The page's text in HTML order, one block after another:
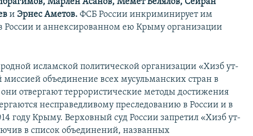
и Эрнес Аметов. ФСБ России инкриминирует им
России и аннексированном ею Крыму организации
исламской политической организации «Хизб ут-
объединение всех мусульманских стран в
отвергают террористические методы достижения
несправедливому преследованию в России и в
году Крыму. Верховный суд России запретил «Хизб ут-
в список объединений, названных